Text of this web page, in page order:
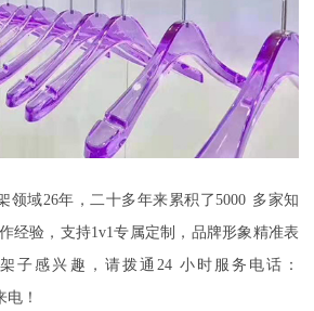
领域26年，二十多年来累积了5000 多家知
经验，支持1v1专属定制，品牌形象精准表
子感兴趣，请拨通 24 小时服务电话：
电！